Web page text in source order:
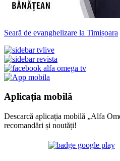
Seară de evanghelizare la Timișoara
Aplicația mobilă
Descarcă aplicația mobilă „Alfa
recomandări și noutăți!